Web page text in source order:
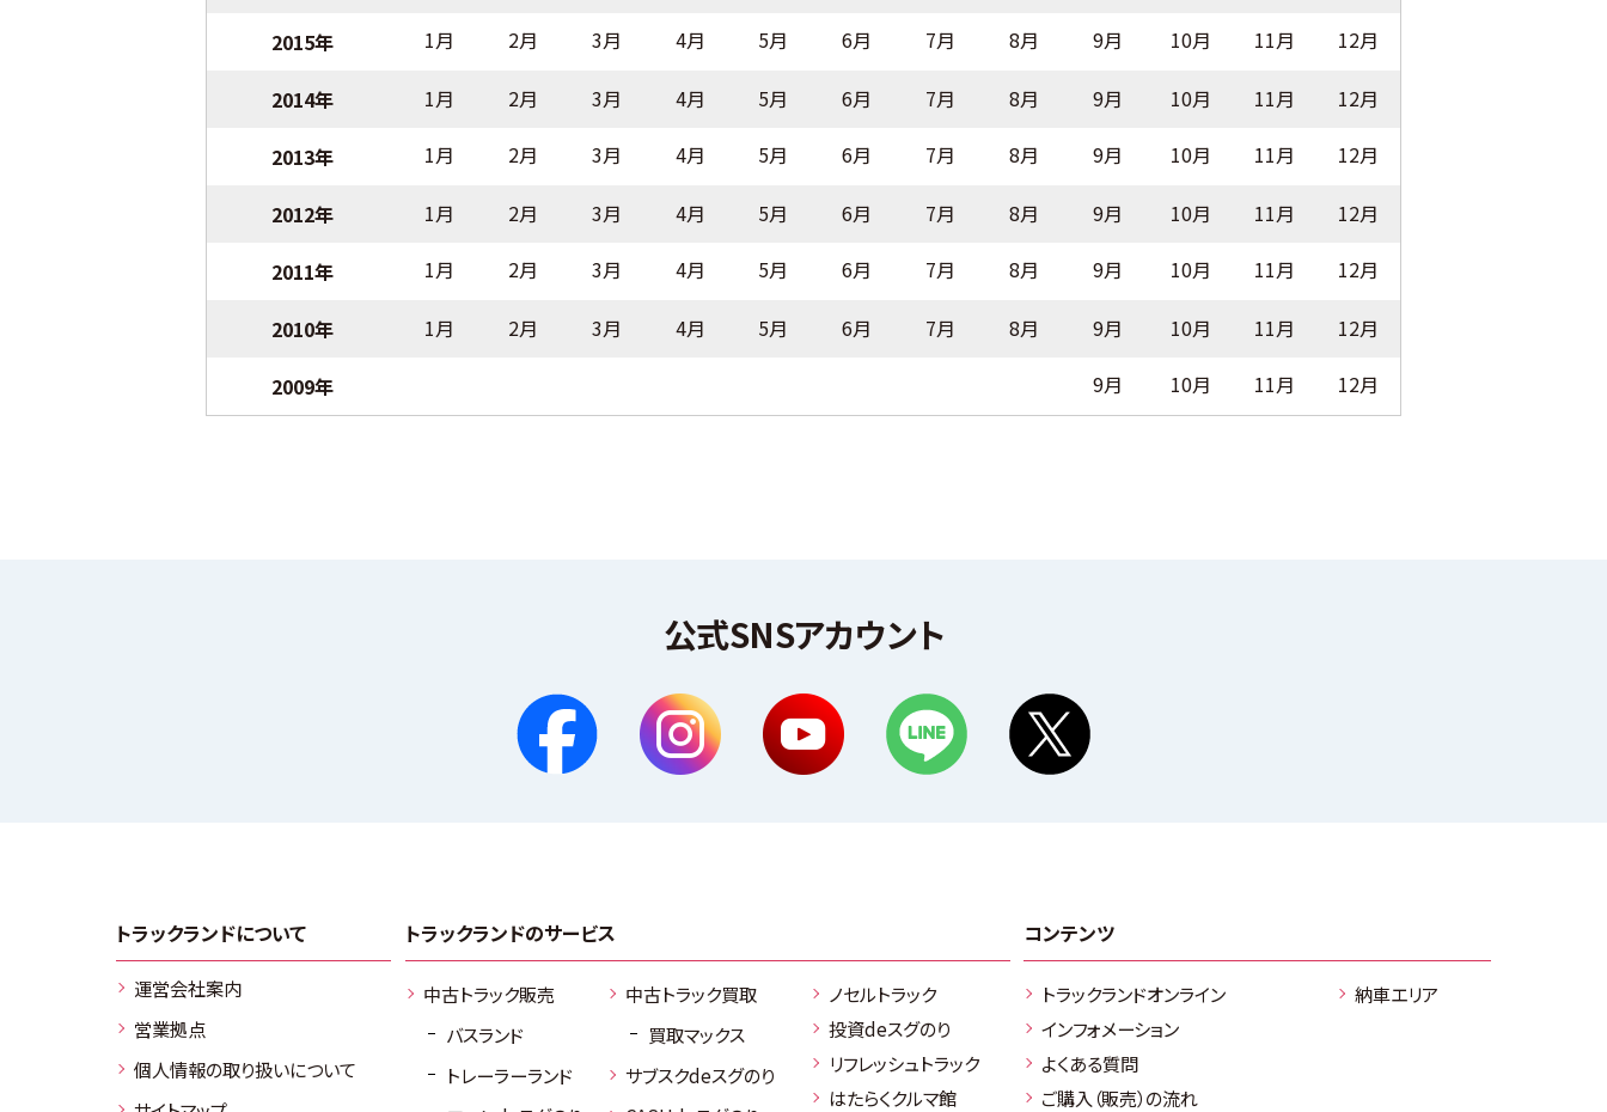
2015年 1月 2月 3月 4月 5月 6月 7月 8月 9月 10月 11月 12月
2014年 1月 2月 3月 4月 5月 6月 7月 8月 9月 10月 11月 12月
2013年 1月 2月 3月 4月 5月 6月 7月 8月 9月 10月 11月 12月
2012年 1月 2月 3月 4月 5月 6月 7月 8月 9月 10月 11月 12月
2011年 1月 2月 3月 4月 5月 6月 7月 8月 9月 10月 11月 12月
2010年 1月 2月 3月 4月 5月 6月 7月 8月 9月 10月 11月 12月
2009年 9月 10月 11月 12月
公式SNSアカウント
トラックランドについて
運営会社案内
営業拠点
個人情報の取り扱いについて
トラックランドのサービス
中古トラック販売
バスランド
トレーラーランド
中古トラック買取
買取マックス
サブスクdeスグのり
ノセルトラック
投資deスグのり
リフレッシュトラック
はたらくクルマ館
コンテンツ
トラックランドオンライン
インフォメーション
よくある質問
ご購入（販売）の流れ
納車エリア